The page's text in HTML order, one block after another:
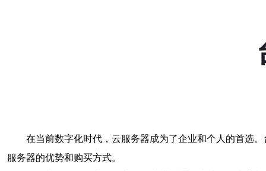
在当前数字化时代，云服务器成为了企业和个人的首选
服务器的优势和购买方式。